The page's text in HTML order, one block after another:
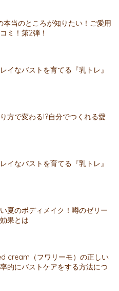
当のところが知りたい！ご愛用
ミ！第2弾！
イなバストを育てる『乳トレ』
方で変わる!?自分でつくれる愛
イなバストを育てる『乳トレ』
夏のボディメイク！噂のゼリー
果とは
cream（フワリーモ）の正しい
的にバストケアをする方法につ